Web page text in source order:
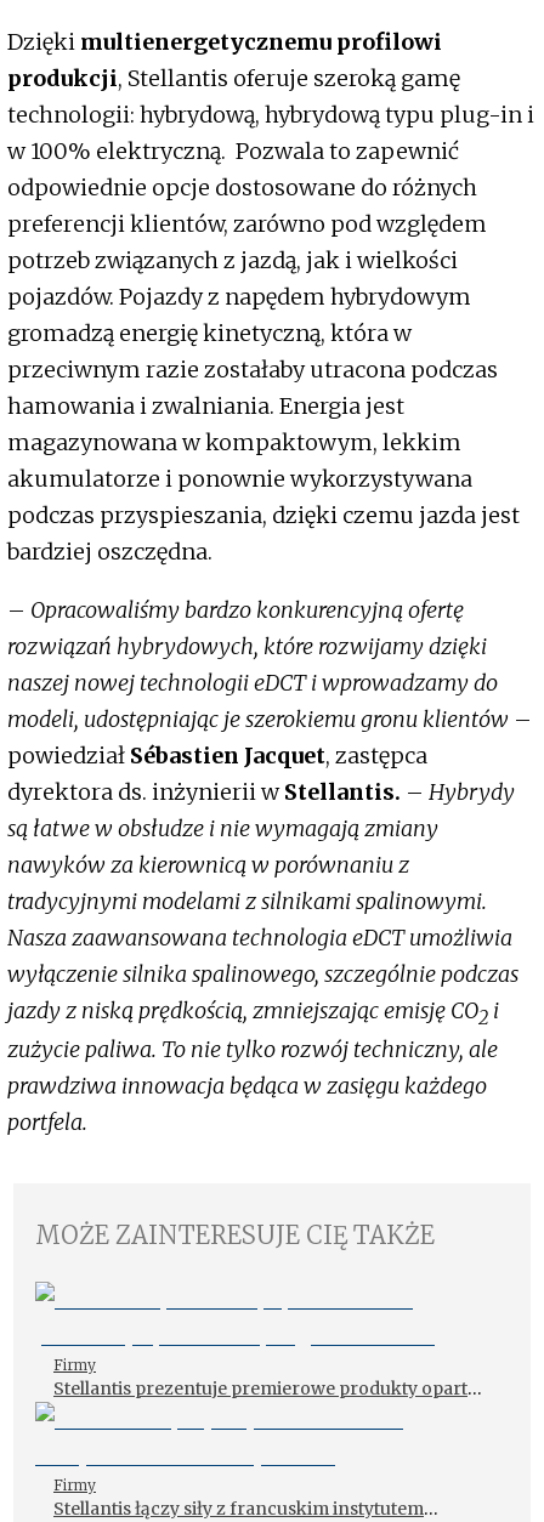
Dzięki multienergetycznemu profilowi
produkcji, Stellantis oferuje szeroką gamę
technologii: hybrydową, hybrydową typu plug-in i
w 100% elektryczną. Pozwala to zapewnić
odpowiednie opcje dostosowane do różnych
preferencji klientów, zarówno pod względem
potrzeb związanych z jazdą, jak i wielkości
pojazdów. Pojazdy z napędem hybrydowym
gromadzą energię kinetyczną, która w
przeciwnym razie zostałaby utracona podczas
hamowania i zwalniania. Energia jest
magazynowana w kompaktowym, lekkim
akumulatorze i ponownie wykorzystywana
podczas przyspieszania, dzięki czemu jazda jest
bardziej oszczędna.
– Opracowaliśmy bardzo konkurencyjną ofertę
rozwiązań hybrydowych, które rozwijamy dzięki
naszej nowej technologii eDCT i wprowadzamy do
modeli, udostępniając je szerokiemu gronu klientów –
powiedział Sébastien Jacquet, zastępca
dyrektora ds. inżynierii wStellantis. – Hybrydy
są łatwe w obsłudze i nie wymagają zmiany
nawyków za kierownicą w porównaniu z
tradycyjnymi modelami z silnikami spalinowymi.
Nasza zaawansowana technologia eDCT umożliwia
wyłączenie silnika spalinowego, szczególnie podczas
jazdy z niską prędkością, zmniejszając emisję CO2 i
zużycie paliwa. To nie tylko rozwój techniczny, ale
prawdziwa innowacja będąca w zasięgu każdego
portfela.
MOŻE ZAINTERESUJE CIĘ TAKŻE
Firmy
Stellantis prezentuje premierowe produkty oparte
na oprogramowaniu
Firmy
Stellantis łączy siły z francuskim instytutem